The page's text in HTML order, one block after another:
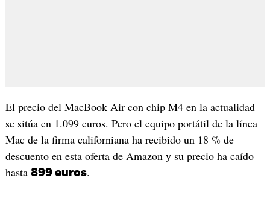
El precio del MacBook Air con chip M4 en la actualidad
se sitúa en1.099 euros. Pero el equipo portátil de la línea
Mac de la firma californiana ha recibido un 18 % de
descuento en esta oferta de Amazon y su precio ha caído
hasta 899 euros.